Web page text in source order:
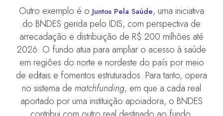
Outro exemplo é o Juntos Pela Saúde, uma iniciativa
do BNDES gerida pelo IDIS, com perspectiva de
arrecadação e distribuição de R$ 200 milhões até
2026. O fundo atua para ampliar o acesso à saúde
em regiões do norte e nordeste do país por meio
de editais e fomentos estruturados. Para tanto, opera
no sistema de matchfunding, em que a cada real
aportado por uma instituição apoiadora, o BNDES